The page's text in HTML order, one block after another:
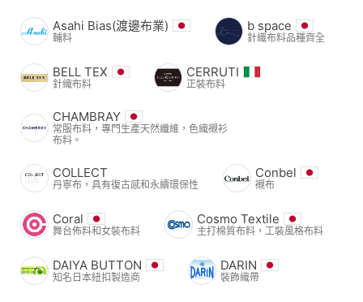
Asahi Bias(渡邊布業)
輔料
b space
針織布料品種齊全
BELL TEX
針織布料
CERRUTI
正裝布料
CHAMBRAY
常服布料，專門生產天然纖維，色織襯衫
布料。
COLLECT
丹寧布，具有復古感和永續環保性
Conbel
襯布
Coral
舞台佈料和女裝布料
Cosmo Textile
主打棉質布料，工裝風格布料
DAIYA BUTTON
知名日本紐扣製造商
DARIN
裝飾織帶